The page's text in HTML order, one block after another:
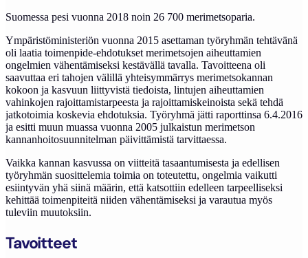
Suomessa pesi vuonna 2018 noin 26 700 merimetsoparia.
Ympäristöministeriön vuonna 2015 asettaman työryhmän tehtävänä
oli laatia toimenpide-ehdotukset merimetsojen aiheuttamien
ongelmien vähentämiseksi kestävällä tavalla. Tavoitteena oli
saavuttaa eri tahojen välillä yhteisymmärrys merimetsokannan
kokoon ja kasvuun liittyvistä tiedoista, lintujen aiheuttamien
vahinkojen rajoittamistarpeesta ja rajoittamiskeinoista sekä tehdä
jatkotoimia koskevia ehdotuksia. Työryhmä jätti raporttinsa 6.4.2016
ja esitti muun muassa vuonna 2005 julkaistun merimetson
kannanhoitosuunnitelman päivittämistä tarvittaessa.
Vaikka kannan kasvussa on viitteitä tasaantumisesta ja edellisen
työryhmän suosittelemia toimia on toteutettu, ongelmia vaikutti
esiintyvän yhä siinä määrin, että katsottiin edelleen tarpeelliseksi
kehittää toimenpiteitä niiden vähentämiseksi ja varautua myös
tuleviin muutoksiin.
Tavoitteet